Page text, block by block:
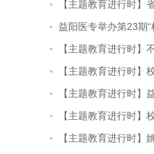
【主题教育进行时】
益阳医专举办第23期“
【主题教育进行时】
【主题教育进行时】
【主题教育进行时】
【主题教育进行时】
【主题教育进行时】